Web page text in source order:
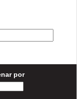
por